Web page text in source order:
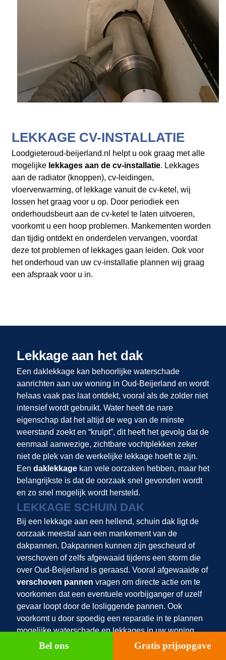
LEKKAGE CV-INSTALLATIE
Loodgieteroud-beijerland.nl helpt u ook graag met alle
mogelijke lekkages aan de cv-installatie. Lekkages
aan de radiator (knoppen), cv-leidingen,
vloerverwarming, of lekkage vanuit de cv-ketel, wij
lossen het graag voor u op. Door periodiek een
onderhoudsbeurt aan de cv-ketel te laten uitvoeren,
voorkomt u een hoop problemen. Mankementen worden
dan tijdig ontdekt en onderdelen vervangen, voordat
deze tot problemen of lekkages gaan leiden. Ook voor
het onderhoud van uw cv-installatie plannen wij graag
een afspraak voor u in.
Lekkage aan het dak
Een daklekkage kan behoorlijke waterschade
aanrichten aan uw woning in Oud-Beijerland en wordt
helaas vaak pas laat ontdekt, vooral als de zolder niet
intensief wordt gebruikt. Water heeft de nare
eigenschap dat het altijd de weg van de minste
weerstand zoekt en “kruipt”, dit heeft het gevolg dat de
eenmaal aanwezige, zichtbare vochtplekken zeker
niet de plek van de werkelijke lekkage hoeft te zijn.
Een daklekkagekan vele oorzaken hebben, maar het
belangrijkste is dat de oorzaak snel gevonden wordt
en zo snel mogelijk wordt hersteld.
LEKKAGE SCHUIN DAK
Bij een lekkage aan een hellend, schuin dak ligt de
oorzaak meestal aan een mankement van de
dakpannen. Dakpannen kunnen zijn gescheurd of
verschoven of zelfs afgewaaid tijdens een storm die
over Oud-Beijerland is geraasd. Vooral afgewaaide of
verschoven pannen vragen om directe actie om te
voorkomen dat een eventuele voorbijganger of uzelf
gevaar loopt door de losliggende pannen. Ook
voorkomt u door spoedig een reparatie in te plannen
mogelijke waterschade en lekkages in uw woning,
want vaak volgt er na een flinke storm een periode
Bel ons Gratis prijsopgave